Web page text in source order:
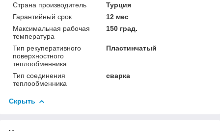
Страна производитель
Турция
Гарантийный срок
12 мес
Максимальная рабочая
температура
150 град.
Тип рекуперативного
поверхностного
теплообменника
Пластинчатый
Тип соединения
теплообменника
сварка
Скрыть